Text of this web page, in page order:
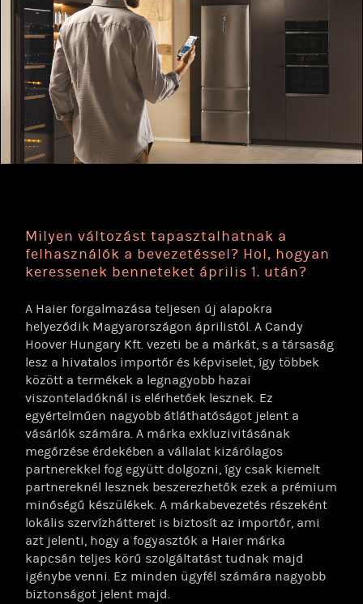
Milyen változást tapasztalhatnak a
felhasználók a bevezetéssel? Hol, hogyan
keressenek benneteket április 1. után?
​​A Haier forgalmazása teljesen új alapokra
helyeződik Magyarországon áprilistól. A Candy
Hoover Hungary Kft. vezeti be a márkát, s a társaság
lesz a hivatalos importőr és képviselet, így többek
között a termékek a legnagyobb hazai
viszonteladóknál is elérhetőek lesznek. Ez
egyértelműen nagyobb átláthatóságot jelent a
vásárlók számára. A márka exkluzivitásának
megőrzése érdekében a vállalat kizárólagos
partnerekkel fog együtt dolgozni, így csak kiemelt
partnereknél lesznek beszerezhetők ezek a prémium
minőségű készülékek. A márkabevezetés részeként
lokális szervízhátteret is biztosít az importőr, ami
azt jelenti, hogy a fogyasztók a Haier márka
kapcsán teljes körű szolgáltatást tudnak majd
igénybe venni. Ez minden ügyfél számára nagyobb
biztonságot jelent majd.